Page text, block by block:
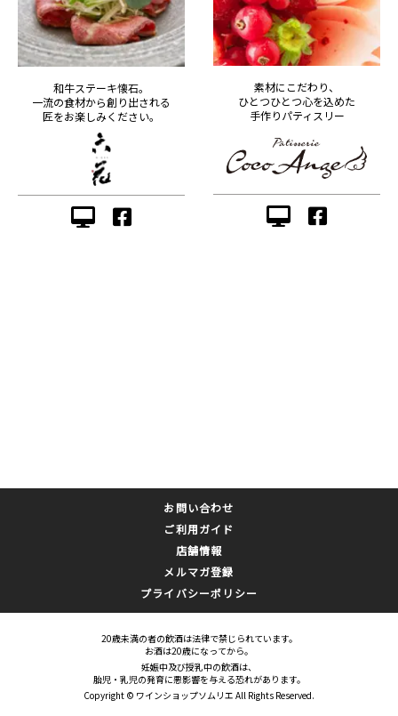
和牛ステーキ懐石。
一流の食材から創り出される
匠をお楽しみください。
素材にこだわり、
ひとつひとつ心を込めた
手作りパティスリー
お問い合わせ
ご利用ガイド
店舗情報
メルマガ登録
プライバシーポリシー
20歳未満の者の飲酒は法律で禁じられています。
お酒は20歳になってから。
妊娠中及び授乳中の飲酒は、
胎児・乳児の発育に悪影響を与える恐れがあります。
Copyright © ワインショップソムリエ All Rights Reserved.